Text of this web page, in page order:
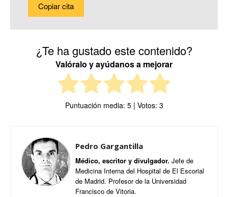
Copiar cita
¿Te ha gustado este contenido?
Valóralo y ayúdanos a mejorar
Puntuación media: 5| Votos: 3
Pedro Gargantilla
Médico, escritor y divulgador. Jefe de
Medicina Interna del Hospital de El Escorial
de Madrid. Profesor de la Universidad
Francisco de Vitoria.